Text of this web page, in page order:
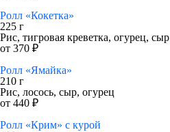
Ролл «Кокетка»
225 г
Рис, тигровая креветка, огурец, сыр
от 370 ₽
Ролл «Ямайка»
210 г
Рис, лосось, сыр, огурец
от 440 ₽
Ролл «Крим» с курой